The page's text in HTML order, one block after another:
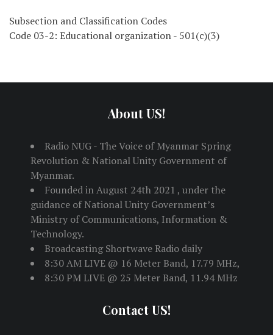
Subsection and Classification Codes
Code 03-2: Educational organization - 501(c)(3)
About US!
Radio NUG - The Voice of Myanmar Spring
Revolution & National Unity Government of
Myanmar.
Founded in August 24th 2021 , under the
guidance of National Unity Government’s
Ministry of Communications, Information &
Technology.
Broadcasting Shortwave Radio daily
8:30 AM LIVE @ 16 Meter Band, 17.79 MHz,
8:30 PM LIVE @ 25 Meter Band, 11.94 MHz
Contact US!